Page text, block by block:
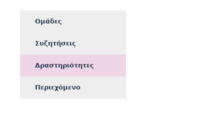
Ομάδες
Συζητήσεις
Δραστηριότητες
Περιεχόμενο